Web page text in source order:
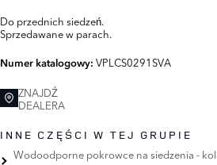
Do przednich siedzeń.
Sprzedawane w parach.
Numer katalogowy: VPLCS0291SVA
ZNAJDŹ
DEALERA
INNE CZĘŚCI W TEJ GRUPIE
Wodoodporne pokrowce na siedzenia -